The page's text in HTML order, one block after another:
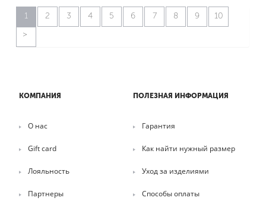
1 2 3 4 5 6 7 8 9 10
КОМПАНИЯ
О нас
Gift card
Лояльность
Партнеры
ПОЛЕЗНАЯ ИНФОРМАЦИЯ
Гарантия
Как найти нужный размер
Уход за изделиями
Способы оплаты